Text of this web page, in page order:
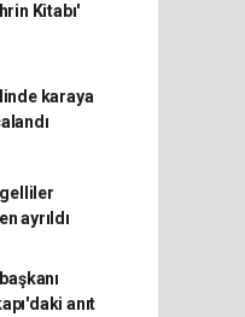
Kitabı'
karaya
ayrıldı
anıt